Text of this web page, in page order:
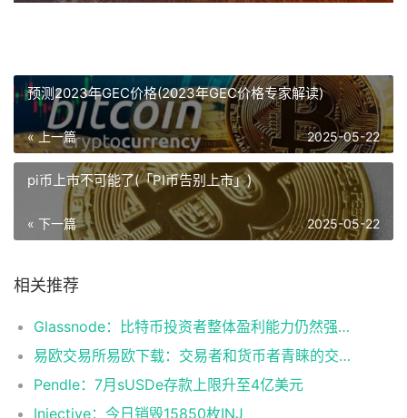
预测2023年GEC价格(2023年GEC价格专家解读)
« 上一篇 2025-05-22
pi币上市不可能了(「PI币告别上市」)
« 下一篇 2025-05-22
相关推荐
Glassnode：比特币投资者整体盈利能力仍然强劲，更大的波动即将到来
易欧交易所易欧下载：交易者和货币者青睐的交易平台
Pendle：7月sUSDe存款上限升至4亿美元
Injective：今日销毁15850枚INJ